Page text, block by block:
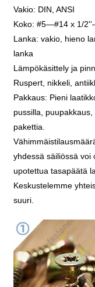
Vakio: DIN, ANSI
Koko: #5—#14 x 1/
Lanka: vakio, hieno
lanka
Lämpökäsittely ja
Ruspert, nikkeli,
Pakkaus: Pieni
pussilla,
pakettia.
yhdessä säiliössä voi
upotettua tasapäätä
Keskustelemme
suuri.